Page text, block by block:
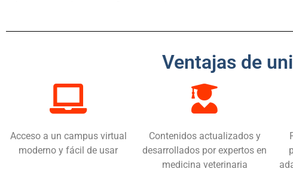
Ventajas de
Acceso a un campus virtual
moderno y fácil de usar
Contenidos actualizados y
desarrollados por expertos en
medicina veterinaria